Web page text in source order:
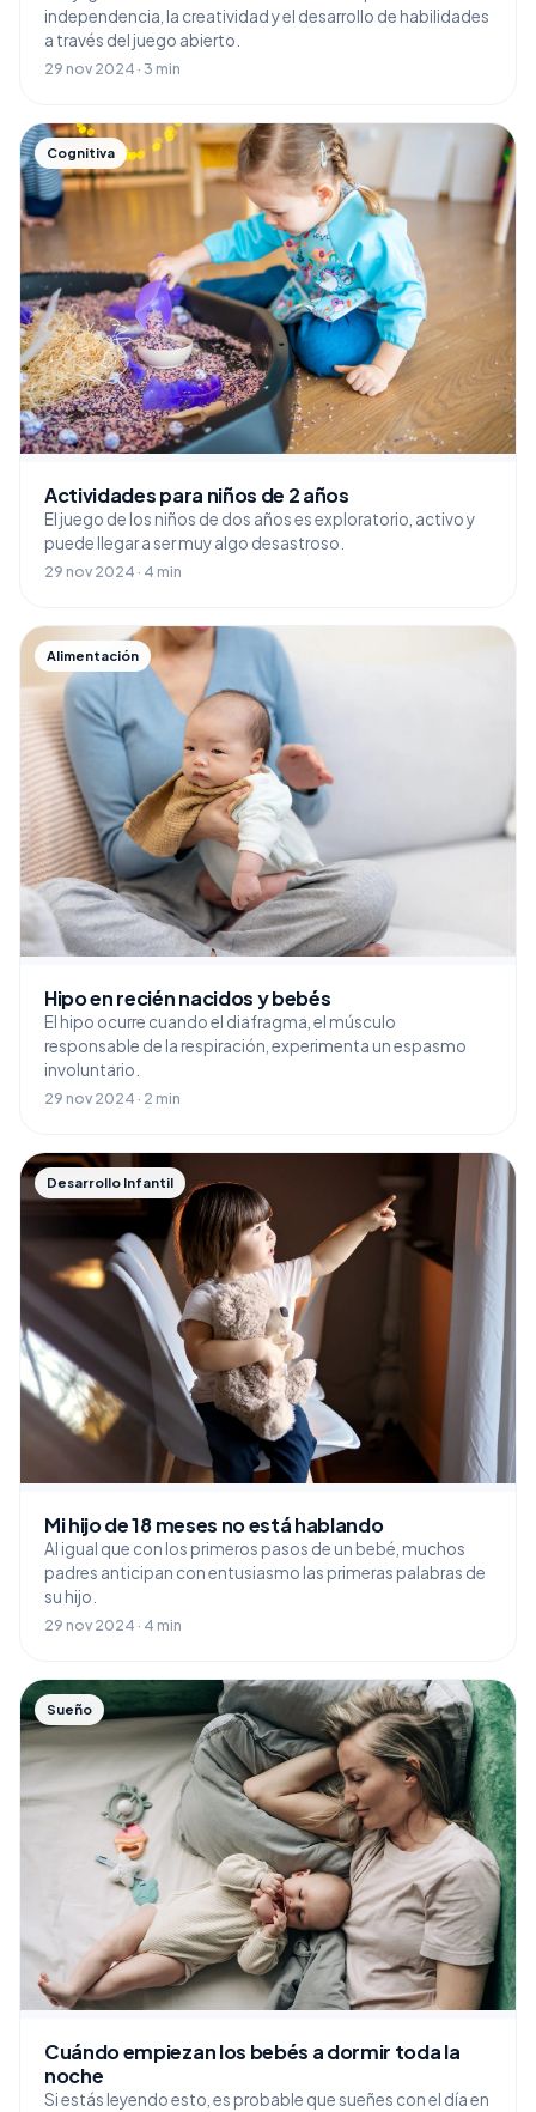
independencia, la creatividad y el desarrollo de habilidades
a través del juego abierto.
29 nov 2024 · 3 min
Cognitiva
Actividades para niños de 2 años
El juego de los niños de dos años es exploratorio, activo y
puede llegar a ser muy algo desastroso.
29 nov 2024 · 4 min
Alimentación
Hipo en recién nacidos y bebés
El hipo ocurre cuando el diafragma, el músculo
responsable de la respiración, experimenta un espasmo
involuntario.
29 nov 2024 · 2 min
Desarrollo Infantil
Mi hijo de 18 meses no está hablando
Al igual que con los primeros pasos de un bebé, muchos
padres anticipan con entusiasmo las primeras palabras de
su hijo.
29 nov 2024 · 4 min
Sueño
Cuándo empiezan los bebés a dormir toda la
noche
Si estás leyendo esto, es probable que sueñes con el día en